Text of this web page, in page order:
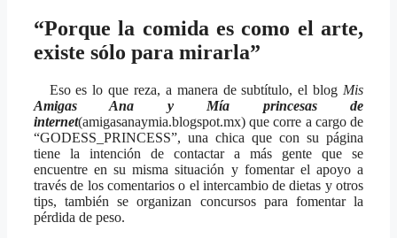
“Porque la comida es como el arte,
existe sólo para mirarla”
Eso es lo que reza, a manera de subtítulo, el blog Mis
Amigas Ana y Mía princesas de
internet(amigasanaymia.blogspot.mx) que corre a cargo de
“GODESS_PRINCESS”, una chica que con su página
tiene la intención de contactar a más gente que se
encuentre en su misma situación y fomentar el apoyo a
través de los comentarios o el intercambio de dietas y otros
tips, también se organizan concursos para fomentar la
pérdida de peso.